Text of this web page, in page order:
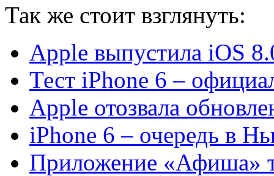
Так же стоит взглянуть:
Apple выпустила iOS
Тест iPhone 6 –
Apple отозвала
iPhone 6 – очередь в
Приложение «Афиша»